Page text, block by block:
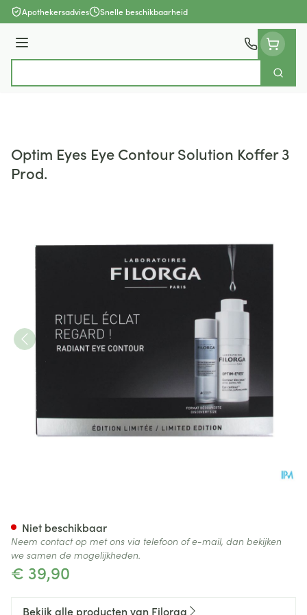
Ga naar de inhoud
Apothekersadvies Snelle beschikbaarheid
Menu
Zoek
Optim Eyes Eye Contour Solution Koffer 3
Prod.
€ 39,90
Niet beschikbaar
Neem contact op met ons via telefoon of e-mail, dan bekijken
we samen de mogelijkheden.
Bekijk alle producten van Filorga